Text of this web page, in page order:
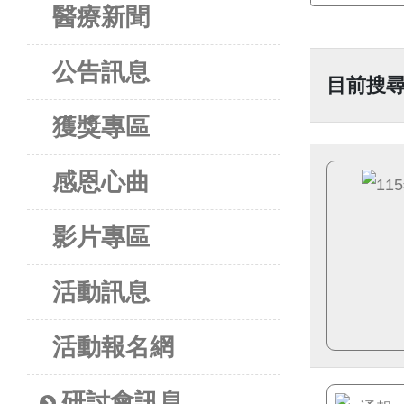
醫療新聞
公告訊息
獲獎專區
感恩心曲
影片專區
活動訊息
活動報名網
目前搜